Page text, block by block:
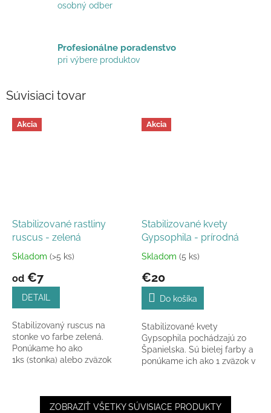
osobný odber
Profesionálne poradenstvo
pri výbere produktov
Súvisiaci tovar
Akcia
Stabilizované rastliny
ruscus - zelená
Priemerné
produktu
5
hviezdičiek.
Skladom (>5 ks)
od €7
DETAIL
Stabilizovaný ruscus na
stonke vo farbe zelená.
Ponúkame ho ako
1ks (stonka) alebo zväzok
Akcia
Stabilizované kvety
Gypsophila - prírodná
Priemerné
produktu
5,0
5
hviezdičiek.
Skladom (5 ks)
€20
Do košíka
Stabilizované kvety
Gypsophila pochádzajú zo
Španielska. Sú bielej farby a
ponúkame ich ako 1 zväzok v
ZOBRAZIŤ VŠETKY SÚVISIACE PRODUKTY